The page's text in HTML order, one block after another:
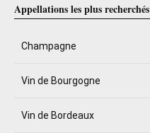
Appellations les plus recherchés
Champagne
Vin de Bourgogne
Vin de Bordeaux